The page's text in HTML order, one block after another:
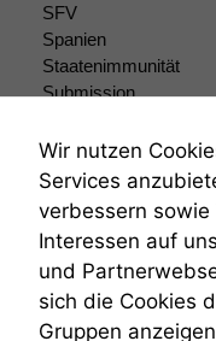
SFV
Spanien
Staatenimmunität
Submission
Teilungsklage
Venezuela
VRK
Zivilprozessordnung
ZPO
Zustellfiktion
Zuständigkeit
Wir nutzen
Services
verbessern
Interessen auf
und
sich die Cookies
Gruppen